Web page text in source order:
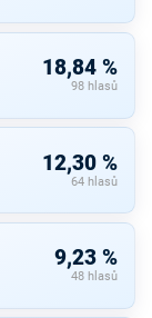
18,84 %
98 hlasů
12,30 %
64 hlasů
9,23 %
48 hlasů